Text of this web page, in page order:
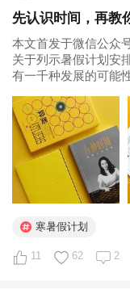
先认识时间，再教
本文首发于微信公众
关于列示暑假计划安
有一千种发展的可能
术。 所以当脑海里塞
老子曾说...
寒暑假计划
11 62 2